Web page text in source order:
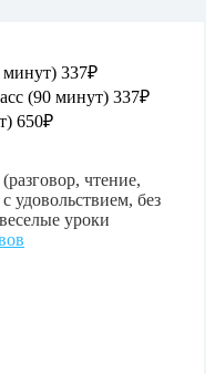
минут) 337₽
(90 минут) 337₽
650₽
чтение,
удовольствием, без
уроки